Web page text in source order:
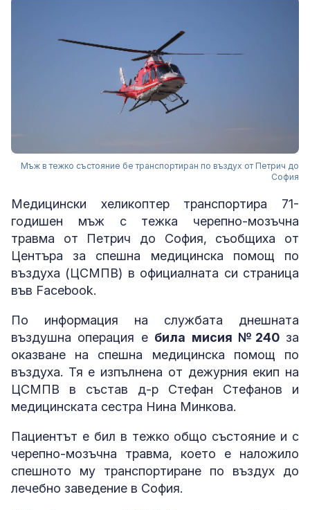
Мъж в тежко състояние бе транспортиран по въздух от Петрич до
София
Медицински хеликоптер транспортира 71-
годишен мъж с тежка черепно-мозъчна
травма от Петрич до София, съобщиха от
Центъра за спешна медицинска помощ по
въздуха (ЦСМПВ) в официалната си страница
във Facebook.
По информация на службата днешната
въздушна операция е била мисия №240за
оказване на спешна медицинска помощ по
въздуха. Тя е изпълнена от дежурния екип на
ЦСМПВ в състав д-р Стефан Стефанов и
медицинската сестра Нина Минкова.
Пациентът е бил в тежко общо състояние и с
черепно-мозъчна травма, което е наложило
спешното му транспортиране по въздух до
лечебно заведение в София.